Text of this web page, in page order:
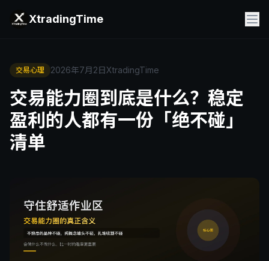
XtradingTime
交易心理 2026年7月2日XtradingTime
交易能力圈到底是什么？稳定
盈利的人都有一份「绝不碰」
清单